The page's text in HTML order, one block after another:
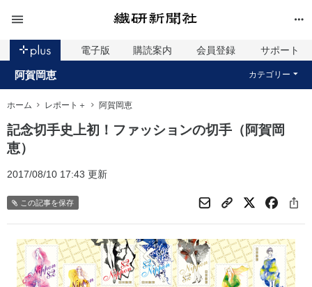
電子版 購読案内 会員登録 サポート
阿賀岡恵 カテゴリー
ホーム レポート＋ 阿賀岡恵
記念切手史上初！ファッションの切手（阿賀岡
恵）
2017/08/10 17:43 更新
この記事を保存